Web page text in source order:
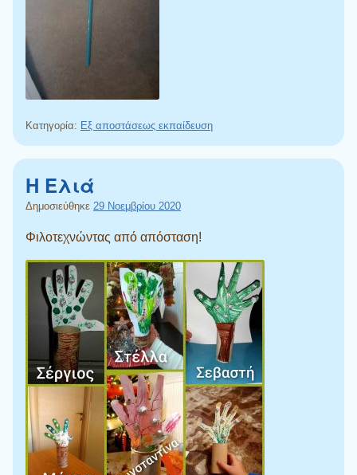
Κατηγορία: Εξ αποστάσεως εκπαίδευση
Η Ελιά
Δημοσιεύθηκε 29 Νοεμβρίου 2020
Φιλοτεχνώντας από απόσταση!